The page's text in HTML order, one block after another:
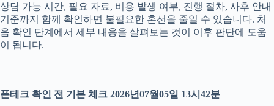
상담 가능 시간, 필요 자료, 비용 발생 여부, 진행 절차, 사후 안내
기준까지 함께 확인하면 불필요한 혼선을 줄일 수 있습니다. 처
음 확인 단계에서 세부 내용을 살펴보는 것이 이후 판단에 도움
이 됩니다.
폰테크 확인 전 기본 체크 2026년07월05일 13시42분